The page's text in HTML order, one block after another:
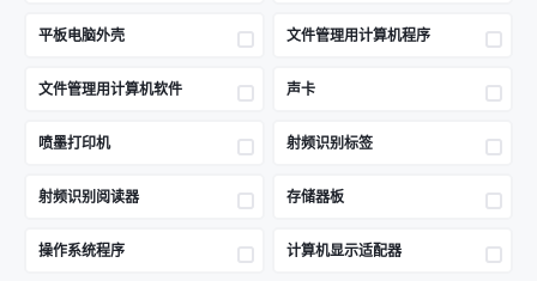
平板电脑外壳 文件管理用计算机程序
文件管理用计算机软件 声卡
喷墨打印机 射频识别标签
射频识别阅读器 存储器板
操作系统程序 计算机显示适配器